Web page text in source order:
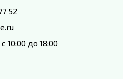
52
10:00 до 18:00